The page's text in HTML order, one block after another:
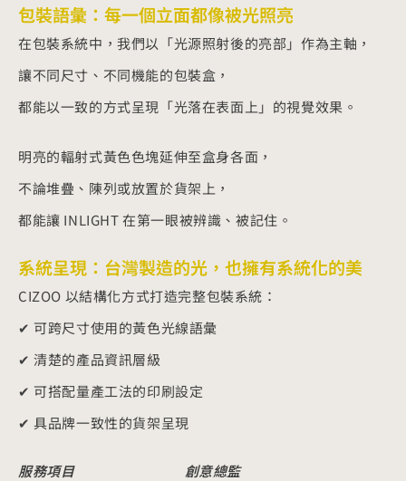
服務項目 創意總監
包裝語彙：每一個立面都像被光照亮
在包裝系統中，我們以「光源照射後的亮部」作為主軸，
讓不同尺寸、不同機能的包裝盒，
都能以一致的方式呈現「光落在表面上」的視覺效果。
明亮的輻射式黃色色塊延伸至盒身各面，
不論堆疊、陳列或放置於貨架上，
都能讓 INLIGHT 在第一眼被辨識、被記住。
系統呈現：台灣製造的光，也擁有系統化的美
CIZOO 以結構化方式打造完整包裝系統：
✔ 可跨尺寸使用的黃色光線語彙
✔ 清楚的產品資訊層級
✔ 可搭配量產工法的印刷設定
✔ 具品牌一致性的貨架呈現